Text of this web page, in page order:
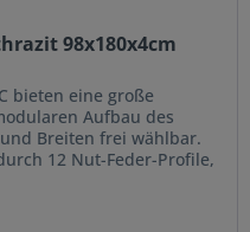
98x180x4cm
bieten eine große
Aufbau des
Breiten frei wählbar.
12 Nut-Feder-Profile,